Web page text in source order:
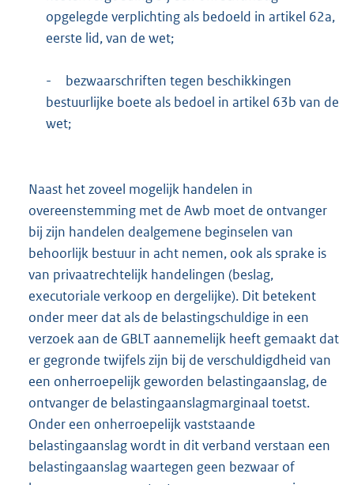
opgelegde verplichting als bedoeld in artikel 62a,
eerste lid, van de wet;
-
bezwaarschriften tegen beschikkingen
bestuurlijke boete als bedoel in artikel 63b van de
wet;
Naast het zoveel mogelijk handelen in
overeenstemming met de Awb moet de ontvanger
bij zijn handelen dealgemene beginselen van
behoorlijk bestuur in acht nemen, ook als sprake is
van privaatrechtelijk handelingen (beslag,
executoriale verkoop en dergelijke). Dit betekent
onder meer dat als de belastingschuldige in een
verzoek aan de GBLT aannemelijk heeft gemaakt dat
er gegronde twijfels zijn bij de verschuldigdheid van
een onherroepelijk geworden belastingaanslag, de
ontvanger de belastingaanslagmarginaal toetst.
Onder een onherroepelijk vaststaande
belastingaanslag wordt in dit verband verstaan een
belastingaanslag waartegen geen bezwaar of